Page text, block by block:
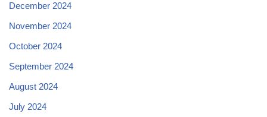
December 2024
November 2024
October 2024
September 2024
August 2024
July 2024